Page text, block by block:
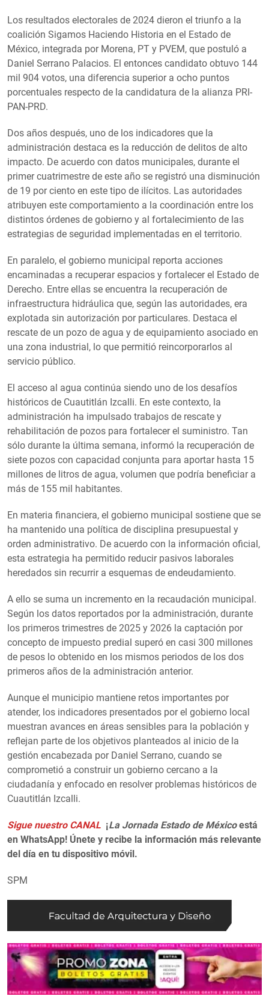
Los resultados electorales de 2024 dieron el triunfo a la
coalición Sigamos Haciendo Historia en el Estado de
México, integrada por Morena, PT y PVEM, que postuló a
Daniel Serrano Palacios. El entonces candidato obtuvo 144
mil 904 votos, una diferencia superior a ocho puntos
porcentuales respecto de la candidatura de la alianza PRI-
PAN-PRD.
Dos años después, uno de los indicadores que la
administración destaca es la reducción de delitos de alto
impacto. De acuerdo con datos municipales, durante el
primer cuatrimestre de este año se registró una disminución
de 19 por ciento en este tipo de ilícitos. Las autoridades
atribuyen este comportamiento a la coordinación entre los
distintos órdenes de gobierno y al fortalecimiento de las
estrategias de seguridad implementadas en el territorio.
En paralelo, el gobierno municipal reporta acciones
encaminadas a recuperar espacios y fortalecer el Estado de
Derecho. Entre ellas se encuentra la recuperación de
infraestructura hidráulica que, según las autoridades, era
explotada sin autorización por particulares. Destaca el
rescate de un pozo de agua y de equipamiento asociado en
una zona industrial, lo que permitió reincorporarlos al
servicio público.
El acceso al agua continúa siendo uno de los desafíos
históricos de Cuautitlán Izcalli. En este contexto, la
administración ha impulsado trabajos de rescate y
rehabilitación de pozos para fortalecer el suministro. Tan
sólo durante la última semana, informó la recuperación de
siete pozos con capacidad conjunta para aportar hasta 15
millones de litros de agua, volumen que podría beneficiar a
más de 155 mil habitantes.
En materia financiera, el gobierno municipal sostiene que se
ha mantenido una política de disciplina presupuestal y
orden administrativo. De acuerdo con la información oficial,
esta estrategia ha permitido reducir pasivos laborales
heredados sin recurrir a esquemas de endeudamiento.
A ello se suma un incremento en la recaudación municipal.
Según los datos reportados por la administración, durante
los primeros trimestres de 2025 y 2026 la captación por
concepto de impuesto predial superó en casi 300 millones
de pesos lo obtenido en los mismos periodos de los dos
primeros años de la administración anterior.
Aunque el municipio mantiene retos importantes por
atender, los indicadores presentados por el gobierno local
muestran avances en áreas sensibles para la población y
reflejan parte de los objetivos planteados al inicio de la
gestión encabezada por Daniel Serrano, cuando se
comprometió a construir un gobierno cercano a la
ciudadanía y enfocado en resolver problemas históricos de
Cuautitlán Izcalli.
Sigue nuestro CANAL ¡La Jornada Estado de Méxicoestá
en WhatsApp! Únete y recibe la información más relevante
del día en tu dispositivo móvil.
SPM